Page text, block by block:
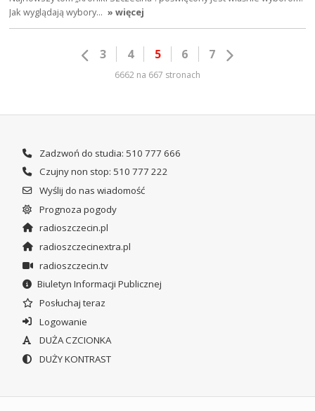
Jak wyglądają wybory… » więcej
3 4 5 6 7
6662 na 667 stronach
Zadzwoń do studia: 510 777 666
Czujny non stop: 510 777 222
Wyślij do nas wiadomość
Prognoza pogody
radioszczecin.pl
radioszczecinextra.pl
radioszczecin.tv
Biuletyn Informacji Publicznej
Posłuchaj teraz
Logowanie
DUŻA CZCIONKA
DUŻY KONTRAST